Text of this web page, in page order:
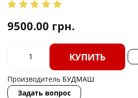
9500.00 грн.
КУПИТЬ
Производитель БУДМАШ
Задать вопрос